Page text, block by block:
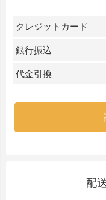
クレジットカード
銀行振込
代金引換
配